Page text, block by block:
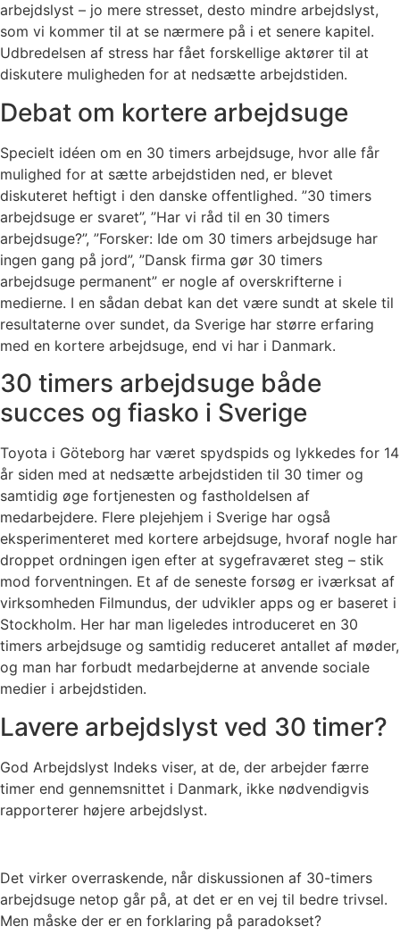
arbejdslyst – jo mere stresset, desto mindre arbejdslyst,
som vi kommer til at se nærmere på i et senere kapitel.
Udbredelsen af stress har fået forskellige aktører til at
diskutere muligheden for at nedsætte arbejdstiden.
Debat om kortere arbejdsuge
Specielt idéen om en 30 timers arbejdsuge, hvor alle får
mulighed for at sætte arbejdstiden ned, er blevet
diskuteret heftigt i den danske offentlighed. ”30 timers
arbejdsuge er svaret”, ”Har vi råd til en 30 timers
arbejdsuge?”, ”Forsker: Ide om 30 timers arbejdsuge har
ingen gang på jord”, ”Dansk firma gør 30 timers
arbejdsuge permanent” er nogle af overskrifterne i
medierne. I en sådan debat kan det være sundt at skele til
resultaterne over sundet, da Sverige har større erfaring
med en kortere arbejdsuge, end vi har i Danmark.
30 timers arbejdsuge både
succes og fiasko i Sverige
Toyota i Göteborg har været spydspids og lykkedes for 14
år siden med at nedsætte arbejdstiden til 30 timer og
samtidig øge fortjenesten og fastholdelsen af
medarbejdere. Flere plejehjem i Sverige har også
eksperimenteret med kortere arbejdsuge, hvoraf nogle har
droppet ordningen igen efter at sygefraværet steg – stik
mod forventningen. Et af de seneste forsøg er iværksat af
virksomheden Filmundus, der udvikler apps og er baseret i
Stockholm. Her har man ligeledes introduceret en 30
timers arbejdsuge og samtidig reduceret antallet af møder,
og man har forbudt medarbejderne at anvende sociale
medier i arbejdstiden.
Lavere arbejdslyst ved 30 timer?
God Arbejdslyst Indeks viser, at de, der arbejder færre
timer end gennemsnittet i Danmark, ikke nødvendigvis
rapporterer højere arbejdslyst.
Det virker overraskende, når diskussionen af 30-timers
arbejdsuge netop går på, at det er en vej til bedre trivsel.
Men måske der er en forklaring på paradokset?